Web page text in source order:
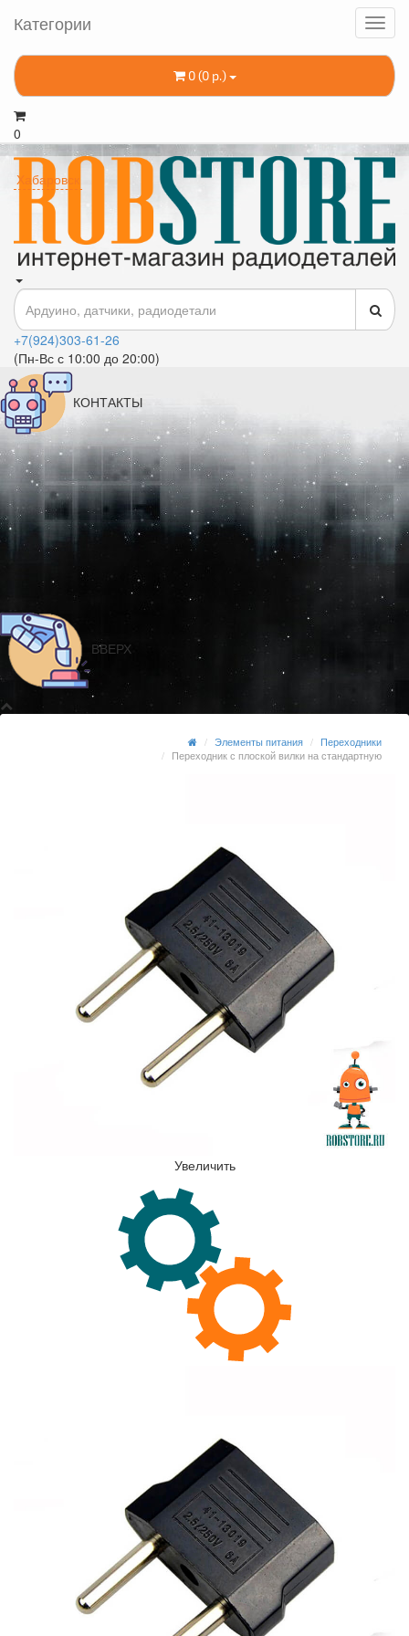
Категории
0 (0 р.)
0
Хабаровск
+7(924)303-61-26
(Пн-Вс с 10:00 до 20:00)
КОНТАКТЫ
ВВЕРХ
Элементы питания
Переходники
Переходник с плоской вилки на стандартную
Увеличить